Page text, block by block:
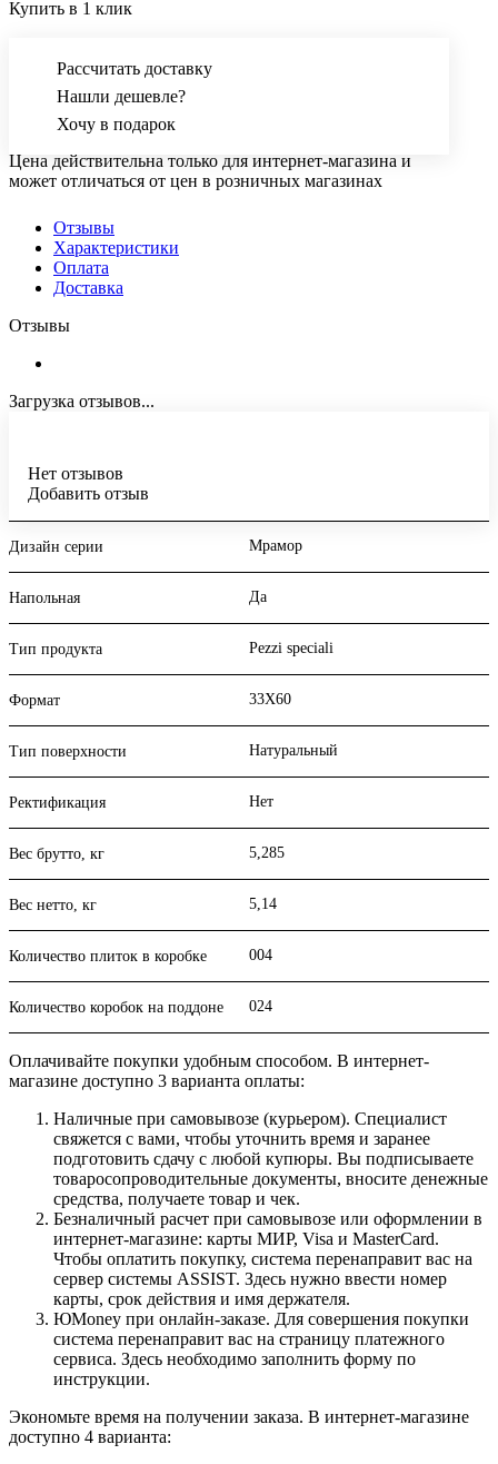
Купить в 1 клик
Рассчитать доставку
Нашли дешевле?
Хочу в подарок
Цена действительна только для интернет-магазина и
может отличаться от цен в розничных магазинах
Отзывы
Характеристики
Оплата
Доставка
Отзывы
Загрузка отзывов...
Нет отзывов
Добавить отзыв
Дизайн серии Мрамор
Напольная Да
Тип продукта Pezzi speciali
Формат 33X60
Тип поверхности Натуральный
Ректификация Нет
Вес брутто, кг 5,285
Вес нетто, кг 5,14
Количество плиток в коробке 004
Количество коробок на поддоне 024
Оплачивайте покупки удобным способом. В интернет-
магазине доступно 3 варианта оплаты:
Наличные при самовывозе (курьером). Специалист
свяжется с вами, чтобы уточнить время и заранее
подготовить сдачу с любой купюры. Вы подписываете
товаросопроводительные документы, вносите денежные
средства, получаете товар и чек.
Безналичный расчет при самовывозе или оформлении в
интернет-магазине: карты МИР, Visa и MasterCard.
Чтобы оплатить покупку, система перенаправит вас на
сервер системы ASSIST. Здесь нужно ввести номер
карты, срок действия и имя держателя.
ЮMoney при онлайн-заказе. Для совершения покупки
система перенаправит вас на страницу платежного
сервиса. Здесь необходимо заполнить форму по
инструкции.
Экономьте время на получении заказа. В интернет-магазине
доступно 4 варианта: